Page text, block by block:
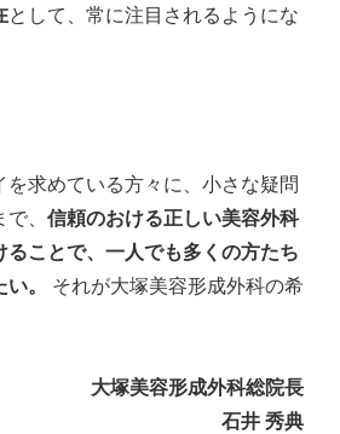
として、常に注目されるようにな
を求めている方々に、小さな疑問
、 信頼のおける正しい美容外科
ることで、一人でも多くの方たち
。
それが大塚美容形成外科の希
大塚美容形成外科総院長
石井 秀典